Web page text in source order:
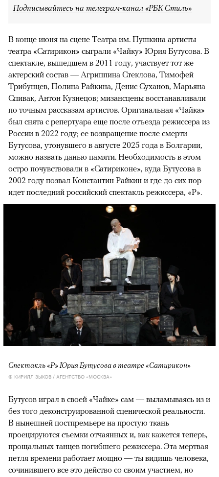
Подписывайтесь на телеграм-канал «РБК Стиль»
В конце июня на сцене Театра им. Пушкина артисты
театра «Сатирикон» сыграли «Чайку» Юрия Бутусова. В
спектакле, вышедшем в 2011 году, участвует тот же
актерский состав — Агриппина Стеклова, Тимофей
Трибунцев, Полина Райкина, Денис Суханов, Марьяна
Спивак, Антон Кузнецов; мизансцены восстанавливали
по точным рассказам артистов. Оригинальная «Чайка»
был снята с репертуара еще после отъезда режиссера из
России в 2022 году; ее возвращение после смерти
Бутусова, утонувшего в августе 2025 года в Болгарии,
можно назвать данью памяти. Необходимость в этом
остро почувствовали в «Сатириконе», куда Бутусова в
2002 году позвал Константин Райкин и где до сих пор
идет последний российский спектакль режиссера, «Р».
Спектакль «Р» Юрия Бутусова в театре «Сатирикон»
© КИРИЛЛ ЗЫКОВ / АГЕНТСТВО «МОСКВА»
Бутусов играл в своей «Чайке» сам — выламываясь из и
без того деконструированной сценической реальности.
В нынешней постпремьере на простую ткань
проецируются съемки отчаянных и, как кажется теперь,
прощальных танцев погибшего режиссера. Эта мертвая
петля времени работает мощно — ты видишь человека,
сочинившего все это действо со своим участием, но